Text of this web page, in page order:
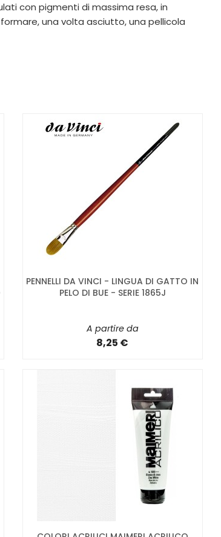
con pigmenti di massima resa, in
una volta asciutto, una pellicola
PENNELLI DA VINCI - LINGUA DI GATTO IN
PELO DI BUE - SERIE 1865J
A partire da
8,25 €